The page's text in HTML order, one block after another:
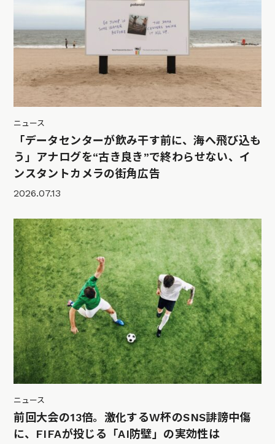
ニュース
「データセンターが飲み干す前に、海へ飛び込も
う」アナログを“古き良き”で終わらせない、イ
ンスタントカメラの街角広告
2026.07.13
ニュース
前回大会の13倍。激化するW杯のSNS誹謗中傷
に、FIFAが投じる「AI防壁」の実効性は